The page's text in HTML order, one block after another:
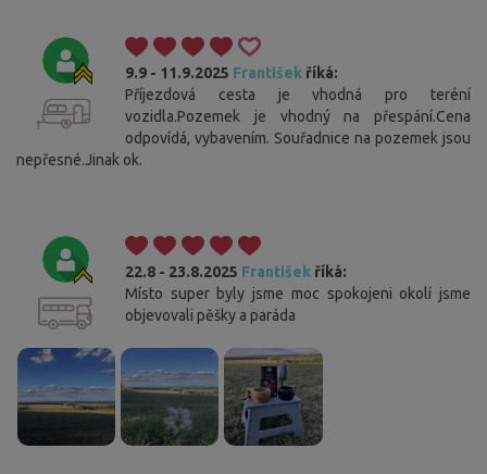
9.9 - 11.9.2025 František říká:
Příjezdová cesta je vhodná pro teréní
vozidla.Pozemek je vhodný na přespání.Cena
odpovídá, vybavením. Souřadnice na pozemek jsou
nepřesné.Jinak ok.
22.8 - 23.8.2025 František říká:
Místo super byly jsme moc spokojeni okolí jsme
objevovali pěšky a paráda